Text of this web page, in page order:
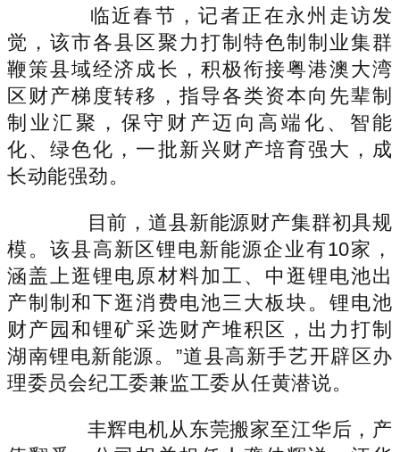
临近春节，记者正在永州走访发
觉，该市各县区聚力打制特色制制业集群
鞭策县域经济成长，积极衔接粤港澳大湾
区财产梯度转移，指导各类资本向先辈制
制业汇聚，保守财产迈向高端化、智能
化、绿色化，一批新兴财产培育强大，成
长动能强劲。
目前，道县新能源财产集群初具规
模。该县高新区锂电新能源企业有10家，
涵盖上逛锂电原材料加工、中逛锂电池出
产制制和下逛消费电池三大板块。锂电池
财产园和锂矿采选财产堆积区，出力打制
湖南锂电新能源。”道县高新手艺开辟区办
理委员会纪工委兼监工委从任黄潜说。
丰辉电机从东莞搬家至江华后，产